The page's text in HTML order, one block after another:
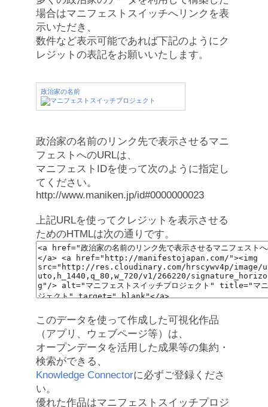
場合はマニフェストスイッチへリンクを表
示いただき、
数件など表示可能であれば下記のようにク
レジットの表記をお願いいたします。
政治家の名前
政治家の名前のリンク先で表示させるマニ
フェストへのURLは、
マニフェストIDを使って次のように指定し
てください。
http://www.maniken.jp/id#0000000023
上記URLを使ってクレジットを表示させる
ためのHTMLは次の通りです。
このデータを使って作成した可視化作品
（アプリ、ウェブページ等）は、
オープンデータを活用した成果等の集約・
検索ができる、
Knowledge Connectorに必ずご登録くださ
い。
優れた作品はマニフェストスイッチプロジ